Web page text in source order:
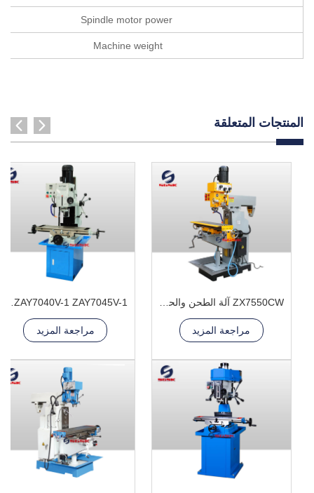
Spindle motor power
Machine weight
المنتجات المتعلقة
ZX7550CW آلة الطحن والحفر
مراجعة المزيد
ZAY7032V-1 ZAY7040V-1 ZAY7045V-1 آلة الحفر والطحن
مراجعة المزيد